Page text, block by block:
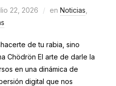
22, 2026 en Noticias
de tu rabia, sino
Chödrön El arte de darle la
en una dinámica de
digital que nos